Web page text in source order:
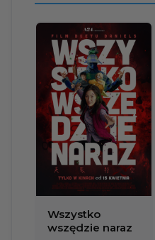
Wszystko
wszędzie naraz